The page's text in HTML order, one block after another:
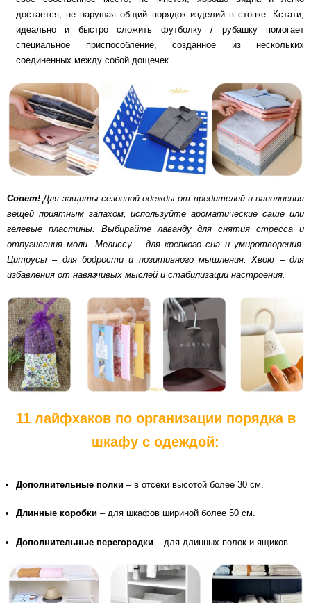
достается, не нарушая общий порядок изделий в стопке. Кстати,
идеально и быстро сложить футболку / рубашку помогает
специальное приспособление, созданное из нескольких
соединенных между собой дощечек.
Совет!Для защиты сезонной одежды от вредителей и наполнения
вещей приятным запахом, используйте ароматические саше или
гелевые пластины. Выбирайте лаванду для снятия стресса и
отпугивания моли. Мелиссу – для крепкого сна и умиротворения.
Цитрусы – для бодрости и позитивного мышления. Хвою – для
избавления от навязчивых мыслей и стабилизации настроения.
11 лайфхаков по организации порядка в
шкафу с одеждой:
Дополнительные полки – в отсеки высотой более 30 см.
Длинные коробки – для шкафов шириной более 50 см.
Дополнительные перегородки – для длинных полок и ящиков.